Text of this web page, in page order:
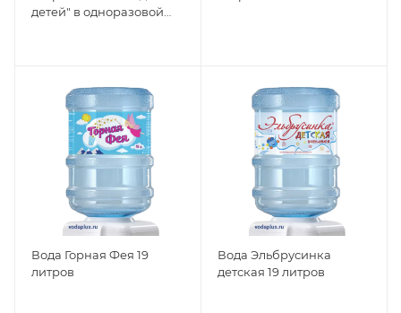
детей" в одноразовой
Вода Горная Фея 19
литров
Вода Эльбрусинка
детская 19 литров